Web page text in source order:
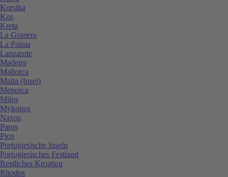
Korsika
Kos
Kreta
La Gomera
La Palma
Lanzarote
Madeira
Mallorca
Malta (Insel)
Menorca
Milos
Mykonos
Naxos
Paros
Pico
Portugiesische Inseln
Portugiesisches Festland
Restliches Kroatien
Rhodos